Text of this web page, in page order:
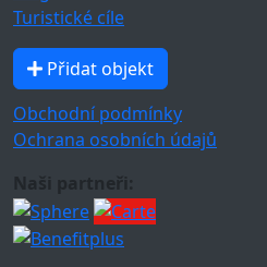
Turistické cíle
Přidat objekt
Obchodní podmínky
Ochrana osobních údajů
Naši partneři: